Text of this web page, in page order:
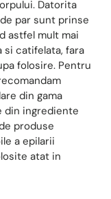
Datorita
par sunt prinse
astfel mult mai
si catifelata, fara
folosire. Pentru
din gama
din ingrediente
produse
a epilarii
atat in